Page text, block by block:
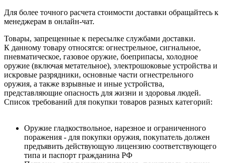
Для более точного расчета стоимости доставки обращайтесь к
менеджерам в онлайн-чат.
Товары, запрещенные к пересылке службами доставки.
К данному товару относятся: огнестрельное, сигнальное,
пневматическое, газовое оружие, боеприпасы, холодное
оружие (включая метательное), электрошоковые устройства и
искровые разрядники, основные части огнестрельного
оружия, а также взрывные и иные устройства,
представляющие опасность для жизни и здоровья людей.
Список требований для покупки товаров разных категорий:
Оружие гладкоствольное, нарезное и ограниченного
поражения - для покупки оружия, покупатель должен
предъявить действующую лицензию соответствующего
типа и паспорт гражданина РФ